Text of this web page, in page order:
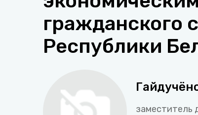
гражданского
Республики
заместитель